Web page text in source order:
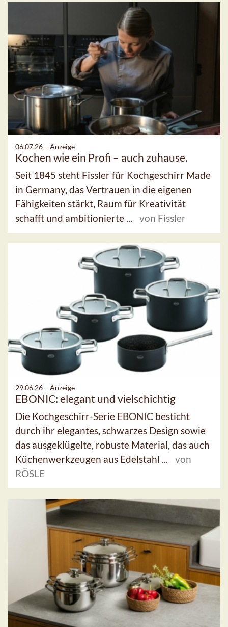
06.07.26 – Anzeige
Kochen wie ein Profi – auch zuhause.
Seit 1845 steht Fissler für Kochgeschirr Made
in Germany, das Vertrauen in die eigenen
Fähigkeiten stärkt, Raum für Kreativität
schafft und ambitionierte ...
von Fissler
29.06.26 – Anzeige
EBONIC: elegant und vielschichtig
Die Kochgeschirr-Serie EBONIC besticht
durch ihr elegantes, schwarzes Design sowie
das ausgeklügelte, robuste Material, das auch
Küchenwerkzeugen aus Edelstahl ...
von
RÖSLE